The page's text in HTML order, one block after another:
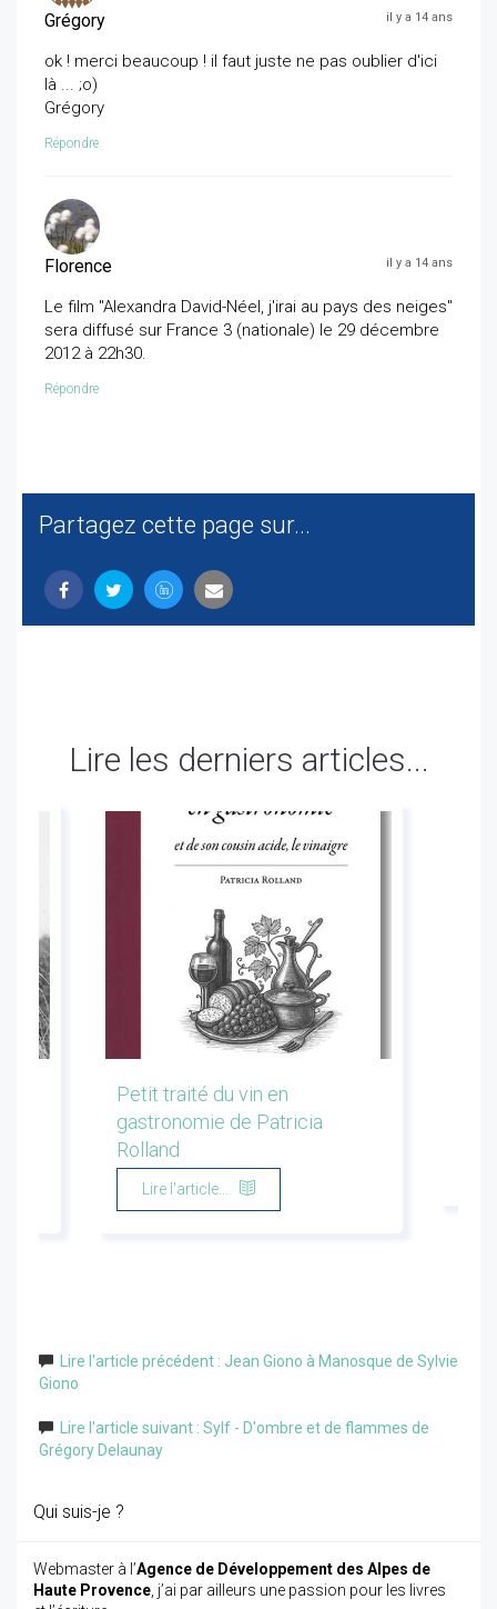
Grégory il y a 14 ans
ok ! merci beaucoup ! il faut juste ne pas oublier d'ici
là ... ;o)
Grégory
Répondre
Florence il y a 14 ans
Le film "Alexandra David-Néel, j'irai au pays des neiges"
sera diffusé sur France 3 (nationale) le 29 décembre
2012 à 22h30.
Répondre
Partagez cette page sur...
Lire les derniers articles...
Petit traité du vin en
gastronomie de Patricia
Rolland
Lire l'article...
Lire l'article précédent : Jean Giono à Manosque de Sylvie
Giono
Lire l'article suivant : Sylf - D'ombre et de flammes de
Grégory Delaunay
Qui suis-je ?
Webmaster à l’Agence de Développement des Alpes de
Haute Provence , j’ai par ailleurs une passion pour les livres